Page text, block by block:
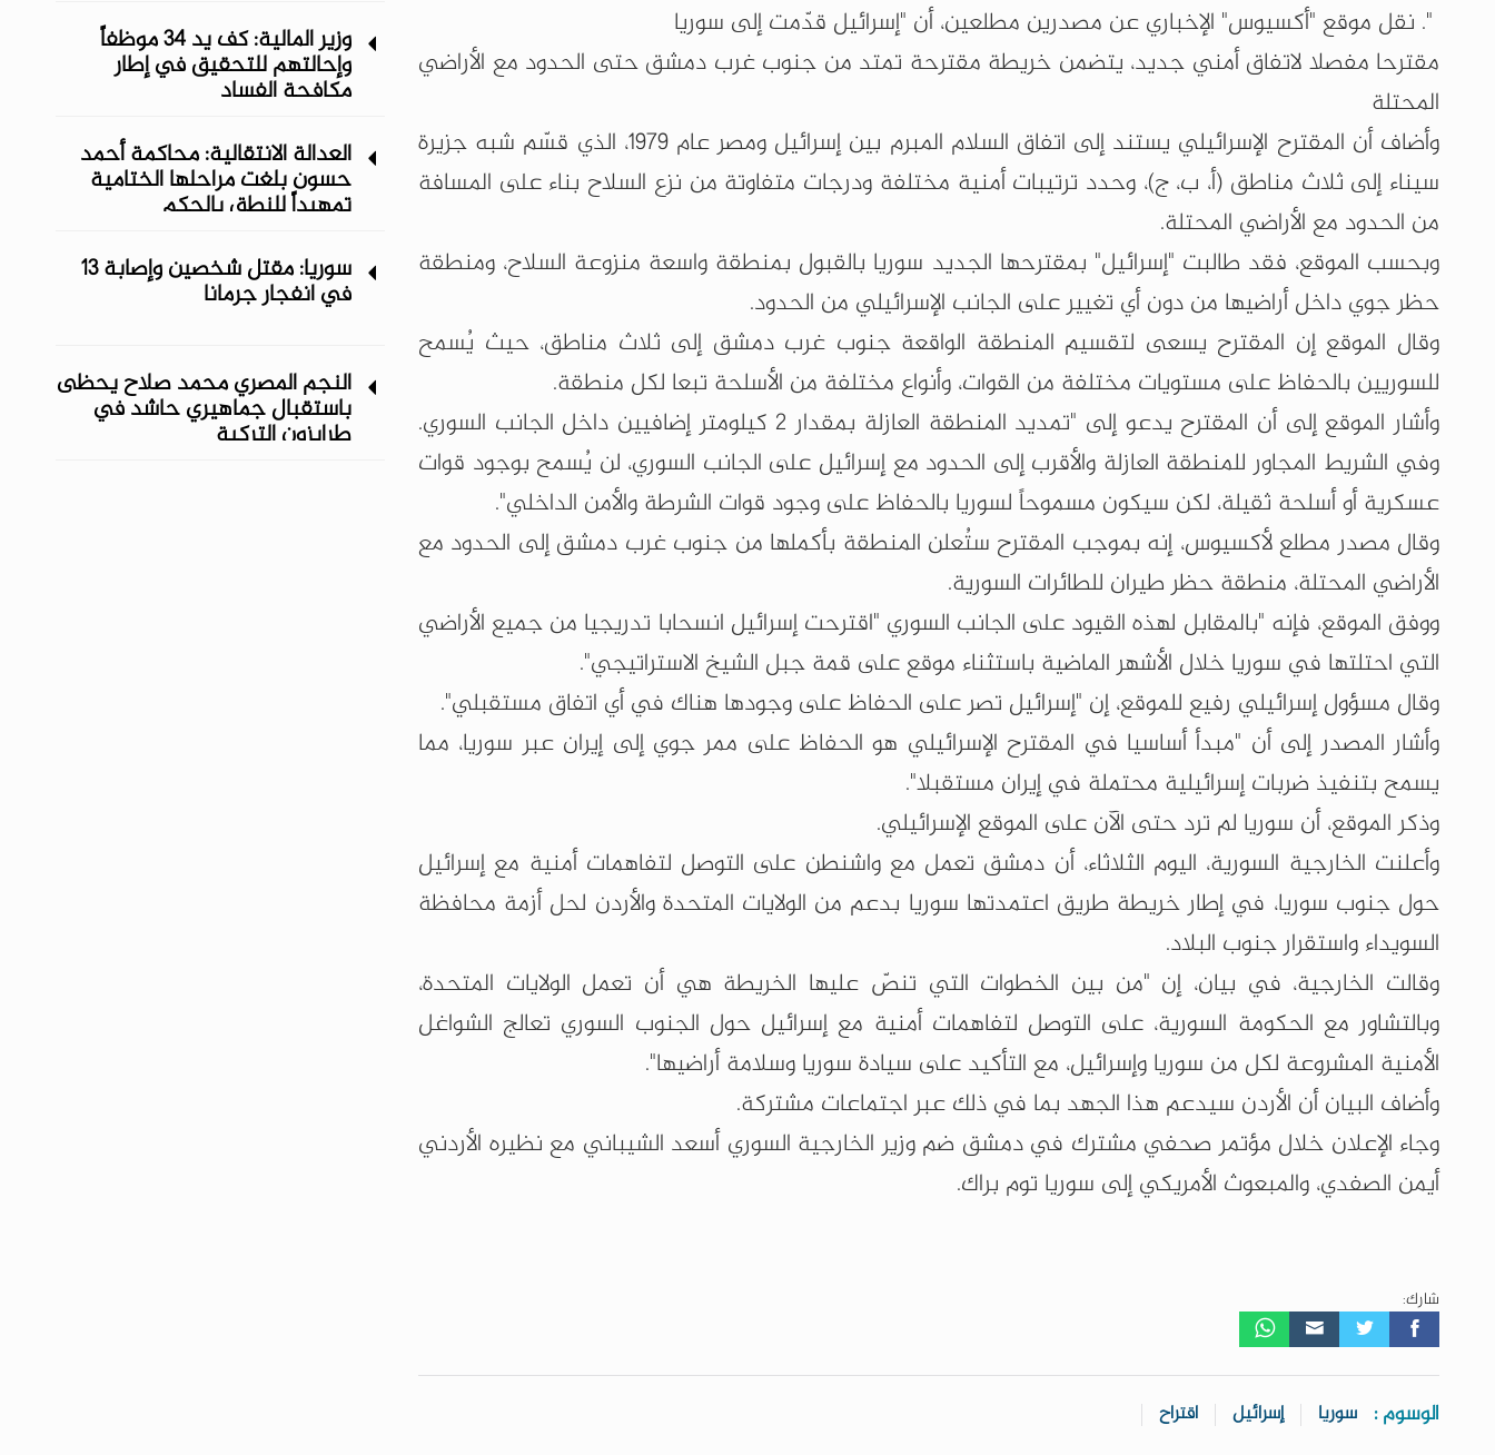
". نقل موقع "أكسيوس" الإخباري عن مصدرين مطلعين، أن "إسرائيل قدّمت إلى سوريا
مقترحا مفصلا لاتفاق أمني جديد، يتضمن خريطة مقترحة تمتد من جنوب غرب دمشق حتى الحدود مع الأراضي
المحتلة
وأضاف أن المقترح الإسرائيلي يستند إلى اتفاق السلام المبرم بين إسرائيل ومصر عام 1979، الذي قسّم شبه جزيرة
سيناء إلى ثلاث مناطق (أ، ب، ج)، وحدد ترتيبات أمنية مختلفة ودرجات متفاوتة من نزع السلاح بناء على المسافة
من الحدود مع الأراضي المحتلة.
وبحسب الموقع، فقد طالبت "إسرائيل" بمقترحها الجديد سوريا بالقبول بمنطقة واسعة منزوعة السلاح، ومنطقة
حظر جوي داخل أراضيها من دون أي تغيير على الجانب الإسرائيلي من الحدود.
وقال الموقع إن المقترح يسعى لتقسيم المنطقة الواقعة جنوب غرب دمشق إلى ثلاث مناطق، حيث يُسمح
للسوريين بالحفاظ على مستويات مختلفة من القوات، وأنواع مختلفة من الأسلحة تبعا لكل منطقة.
وأشار الموقع إلى أن المقترح يدعو إلى "تمديد المنطقة العازلة بمقدار 2 كيلومتر إضافيين داخل الجانب السوري.
وفي الشريط المجاور للمنطقة العازلة والأقرب إلى الحدود مع إسرائيل على الجانب السوري، لن يُسمح بوجود قوات
عسكرية أو أسلحة ثقيلة، لكن سيكون مسموحاً لسوريا بالحفاظ على وجود قوات الشرطة والأمن الداخلي".
وقال مصدر مطلع لأكسيوس، إنه بموجب المقترح ستُعلن المنطقة بأكملها من جنوب غرب دمشق إلى الحدود مع
الأراضي المحتلة، منطقة حظر طيران للطائرات السورية.
ووفق الموقع، فإنه "بالمقابل لهذه القيود على الجانب السوري "اقترحت إسرائيل انسحابا تدريجيا من جميع الأراضي
التي احتلتها في سوريا خلال الأشهر الماضية باستثناء موقع على قمة جبل الشيخ الاستراتيجي".
وقال مسؤول إسرائيلي رفيع للموقع، إن "إسرائيل تصر على الحفاظ على وجودها هناك في أي اتفاق مستقبلي".
وأشار المصدر إلى أن "مبدأ أساسيا في المقترح الإسرائيلي هو الحفاظ على ممر جوي إلى إيران عبر سوريا، مما
يسمح بتنفيذ ضربات إسرائيلية محتملة في إيران مستقبلا".
وذكر الموقع، أن سوريا لم ترد حتى الآن على الموقع الإسرائيلي.
وأعلنت الخارجية السورية، اليوم الثلاثاء، أن دمشق تعمل مع واشنطن على التوصل لتفاهمات أمنية مع إسرائيل
حول جنوب سوريا، في إطار خريطة طريق اعتمدتها سوريا بدعم من الولايات المتحدة والأردن لحل أزمة محافظة
السويداء واستقرار جنوب البلاد.
وقالت الخارجية، في بيان، إن "من بين الخطوات التي تنصّ عليها الخريطة هي أن تعمل الولايات المتحدة،
وبالتشاور مع الحكومة السورية، على التوصل لتفاهمات أمنية مع إسرائيل حول الجنوب السوري تعالج الشواغل
الأمنية المشروعة لكل من سوريا وإسرائيل، مع التأكيد على سيادة سوريا وسلامة أراضيها".
وأضاف البيان أن الأردن سيدعم هذا الجهد بما في ذلك عبر اجتماعات مشتركة.
وجاء الإعلان خلال مؤتمر صحفي مشترك في دمشق ضم وزير الخارجية السوري أسعد الشيباني مع نظيره الأردني
أيمن الصفدي، والمبعوث الأمريكي إلى سوريا توم براك.
شارك:
الوسوم : سوريا إسرائيل اقتراح
وزير المالية: كف يد 34 موظفاً
وإحالتهم للتحقيق في إطار
مكافحة الفساد
العدالة الانتقالية: محاكمة أحمد
حسون بلغت مراحلها الختامية
تمهيداً للنطق بالحكم
سوريا: مقتل شخصين وإصابة 13
في انفجار جرمانا
النجم المصري محمد صلاح يحظى
باستقبال جماهيري حاشد في
طرابزون التركية